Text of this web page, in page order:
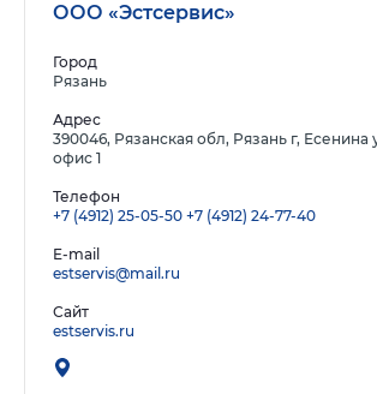
ООО «Эстсервис»
Город
Рязань
Адрес
390046, Рязанская обл, Рязань г, Есенина
офис 1
Телефон
+7 (4912) 25-05-50 +7 (4912) 24-77-40
E-mail
estservis@mail.ru
Сайт
estservis.ru